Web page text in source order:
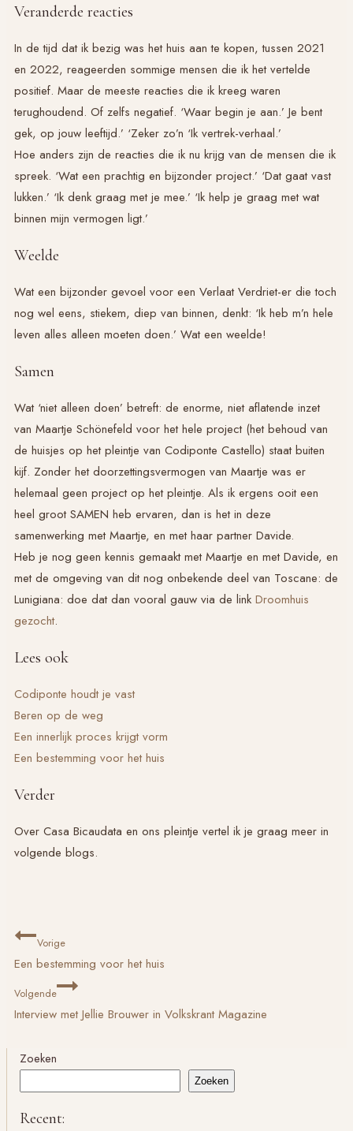
Veranderde reacties
In de tijd dat ik bezig was het huis aan te kopen, tussen 2021
en 2022, reageerden sommige mensen die ik het vertelde
positief. Maar de meeste reacties die ik kreeg waren
terughoudend. Of zelfs negatief. ‘Waar begin je aan.’ Je bent
gek, op jouw leeftijd.’ ‘Zeker zo’n ‘Ik vertrek-verhaal.’
Hoe anders zijn de reacties die ik nu krijg van de mensen die ik
spreek. ‘Wat een prachtig en bijzonder project.’ ‘Dat gaat vast
lukken.’ ‘Ik denk graag met je mee.’ ‘Ik help je graag met wat
binnen mijn vermogen ligt.’
Weelde
Wat een bijzonder gevoel voor een Verlaat Verdriet-er die toch
nog wel eens, stiekem, diep van binnen, denkt: ‘Ik heb m’n hele
leven alles alleen moeten doen.’ Wat een weelde!
Samen
Wat ‘niet alleen doen’ betreft: de enorme, niet aflatende inzet
van Maartje Schönefeld voor het hele project (het behoud van
de huisjes op het pleintje van Codiponte Castello) staat buiten
kijf. Zonder het doorzettingsvermogen van Maartje was er
helemaal geen project op het pleintje. Als ik ergens ooit een
heel groot SAMEN heb ervaren, dan is het in deze
samenwerking met Maartje, en met haar partner Davide.
Heb je nog geen kennis gemaakt met Maartje en met Davide, en
met de omgeving van dit nog onbekende deel van Toscane: de
Lunigiana: doe dat dan vooral gauw via de link Droomhuis
gezocht.
Lees ook
Codiponte houdt je vast
Beren op de weg
Een innerlijk proces krijgt vorm
Een bestemming voor het huis
Verder
Over Casa Bicaudata en ons pleintje vertel ik je graag meer in
volgende blogs.
Bericht
navigatie
Vorige
Een bestemming voor het huis
Volgende
Interview met Jellie Brouwer in Volkskrant Magazine
Zoeken
Zoeken
Recent: